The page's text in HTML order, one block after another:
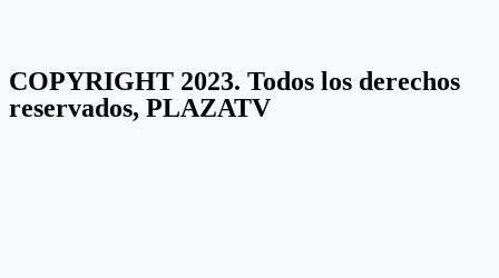
COPYRIGHT 2023. Todos los derechos
reservados, PLAZATV